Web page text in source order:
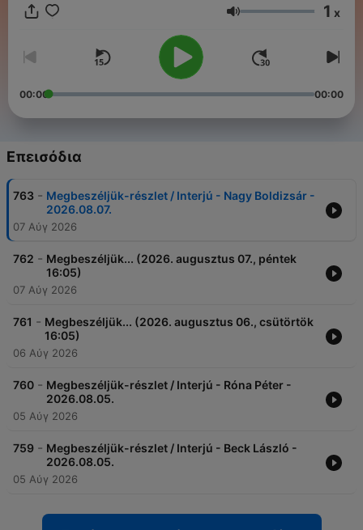
Ένταση 1 x
00:00 00:00
Επεισόδια
763 - Megbeszéljük-részlet / Interjú - Nagy Boldizsár -
2026.08.07.
07 Αύγ 2026
762 - Megbeszéljük... (2026. augusztus 07., péntek
16:05)
07 Αύγ 2026
761 - Megbeszéljük... (2026. augusztus 06., csütörtök
16:05)
06 Αύγ 2026
760 - Megbeszéljük-részlet / Interjú - Róna Péter -
2026.08.05.
05 Αύγ 2026
759 - Megbeszéljük-részlet / Interjú - Beck László -
2026.08.05.
05 Αύγ 2026